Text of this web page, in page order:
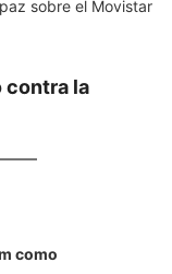
contra la
como